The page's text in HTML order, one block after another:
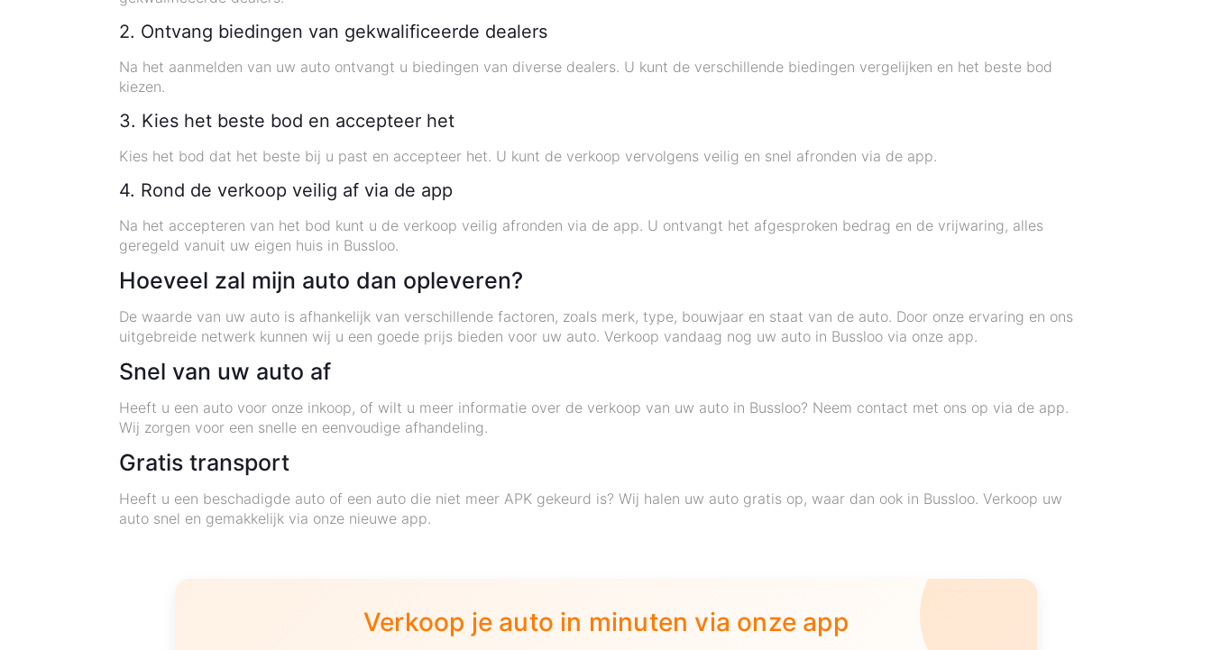
2. Ontvang biedingen van gekwalificeerde dealers
Na het aanmelden van uw auto ontvangt u biedingen van diverse dealers. U kunt de verschillende biedingen vergelijken en het beste bod
kiezen.
3. Kies het beste bod en accepteer het
Kies het bod dat het beste bij u past en accepteer het. U kunt de verkoop vervolgens veilig en snel afronden via de app.
4. Rond de verkoop veilig af via de app
Na het accepteren van het bod kunt u de verkoop veilig afronden via de app. U ontvangt het afgesproken bedrag en de vrijwaring, alles
geregeld vanuit uw eigen huis in Bussloo.
Hoeveel zal mijn auto dan opleveren?
De waarde van uw auto is afhankelijk van verschillende factoren, zoals merk, type, bouwjaar en staat van de auto. Door onze ervaring en ons
uitgebreide netwerk kunnen wij u een goede prijs bieden voor uw auto. Verkoop vandaag nog uw auto in Bussloo via onze app.
Snel van uw auto af
Heeft u een auto voor onze inkoop, of wilt u meer informatie over de verkoop van uw auto in Bussloo? Neem contact met ons op via de app.
Wij zorgen voor een snelle en eenvoudige afhandeling.
Gratis transport
Heeft u een beschadigde auto of een auto die niet meer APK gekeurd is? Wij halen uw auto gratis op, waar dan ook in Bussloo. Verkoop uw
auto snel en gemakkelijk via onze nieuwe app.
Verkoop je auto in minuten via onze app